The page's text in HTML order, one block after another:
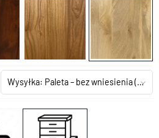
Wysyłka: Paleta – bez wniesienia(+199,00 zł)